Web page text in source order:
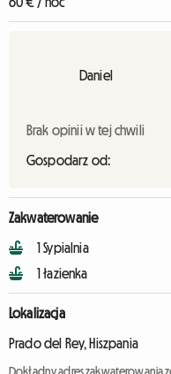
Daniel
Brak opinii w tej chwili
Gospodarz od:
Zakwaterowanie
1 Sypialnia
1 łazienka
Lokalizacja
Prado del Rey, Hiszpania
Dokładny adres